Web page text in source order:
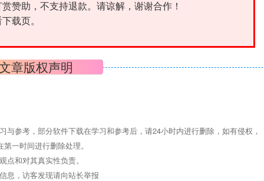
赞助，不支持退款。请谅解，谢谢合作！
载页。
章版权声明
参考，部分软件下载在学习和参考后，请24小时内进行删除，如有侵权，
一时间进行删除处理。
和对其真实性负责。
息，访客发现请向站长举报